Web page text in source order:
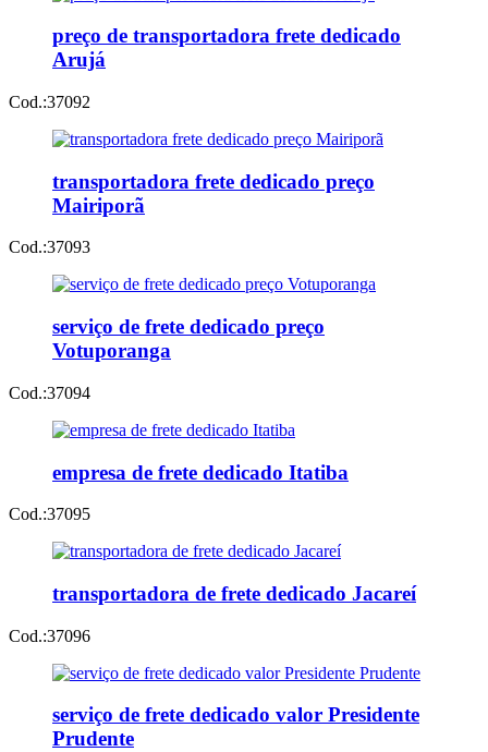
preço de transportadora frete dedicado
Arujá
Cod.:37092
transportadora frete dedicado preço
Mairiporã
Cod.:37093
serviço de frete dedicado preço
Votuporanga
Cod.:37094
empresa de frete dedicado Itatiba
Cod.:37095
transportadora de frete dedicado Jacareí
Cod.:37096
serviço de frete dedicado valor Presidente
Prudente